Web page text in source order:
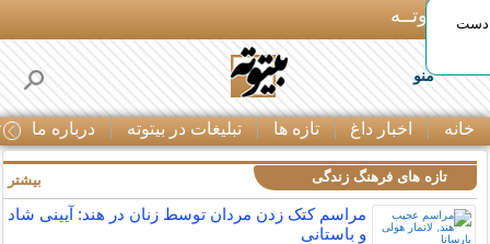
بـیتوتــه
منو
خانه اخبار داغ تازه ها تبلیغات در بیتوته درباره ما
دست
تازه های فرهنگ زندگی
مراسم کتک زدن مردان توسط زنان در هند: آیینی شاد
و باستانی
بیشتر